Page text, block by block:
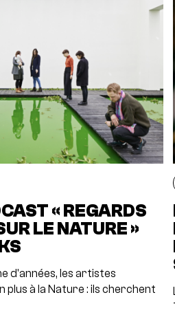
« REGARDS
LE NATURE »
d'années, les artistes
plus à la Nature : ils cherchent